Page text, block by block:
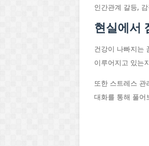
인간관계 갈등,
현실에서
건강이 나빠지는
이루어지고 있는
또한 스트레스
대화를 통해 풀어